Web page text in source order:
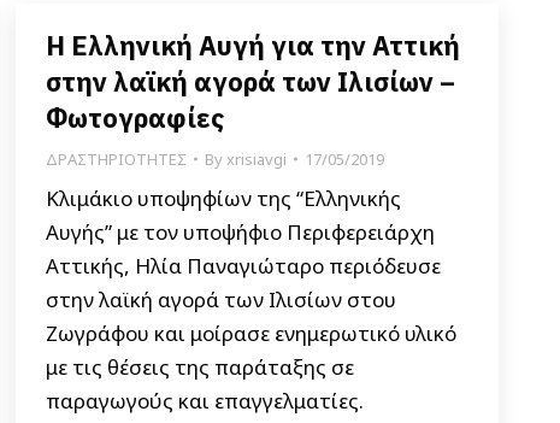
Η Ελληνική Αυγή για την Αττική
στην λαϊκή αγορά των Ιλισίων –
Φωτογραφίες
ΔΡΑΣΤΗΡΙΟΤΗΤΕΣ Byxrisiavgi 17/05/2019
Κλιμάκιο υποψηφίων της “Ελληνικής
Αυγής” με τον υποψήφιο Περιφερειάρχη
Αττικής, Ηλία Παναγιώταρο περιόδευσε
στην λαϊκή αγορά των Ιλισίων στου
Ζωγράφου και μοίρασε ενημερωτικό υλικό
με τις θέσεις της παράταξης σε
παραγωγούς και επαγγελματίες.